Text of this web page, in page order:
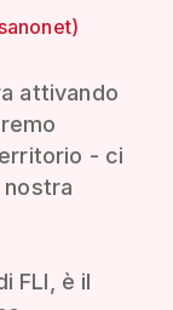
attivando
- ci
FLI, è il